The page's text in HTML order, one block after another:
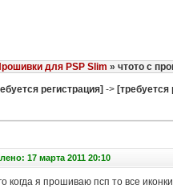
для PSP Slim » чтото с
регистрация] -> [требуется
17 марта 2011 20:10
когда я прошиваю псп то все